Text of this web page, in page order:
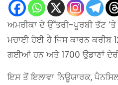
ਅਮਰੀਕਾ ਦੇ ਉੱਤਰੀ-ਪੂਰਬੀ ਤੱਟ ‘ਤੇ
ਮਚਾਈ ਹੋਈ ਹੈ ਜਿਸ ਕਾਰਨ ਕਰੀਬ
ਗਈਆਂ ਹਨ ਅਤੇ 1700 ਉਡਾਣਾਂ
ਇਸ ਤੋਂ ਇਲਾਵਾ ਨਿਊਯਾਰਕ,